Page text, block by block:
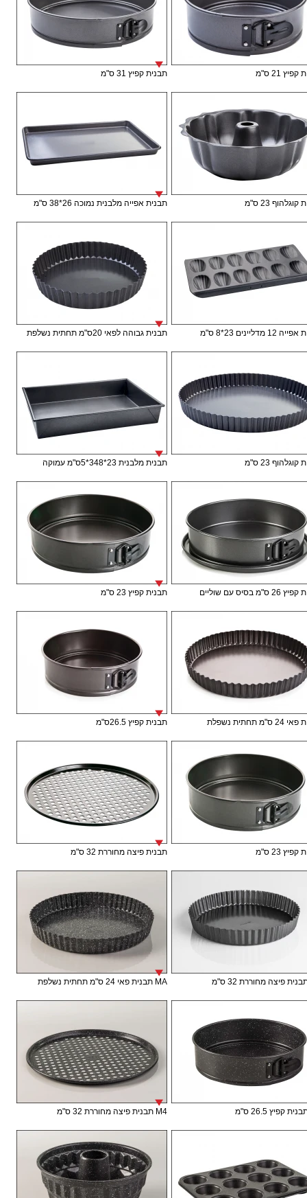
21 ס"מ תבנית קפיץ 31 ס"מ
23 ס"מ תבנית אפייה מלבנית נמוכה 26*38 ס"מ
מדליינים 23*8 ס"מ תבנית גבוהה לפאי 20ס"מ תחתית נשלפת
23 ס"מ תבנית מלבנית 23*348*5ס"מ עמוקה
בסיס עם שוליים תבנית קפיץ 23 ס"מ
תחתית נשפלת תבנית קפיץ 26.5ס"מ
23 ס"מ תבנית פיצה מחוררת 32 ס"מ
MA תבנית פאי 24 ס"מ תחתית נשלפת
M4 תבנית פיצה מחוררת 32 ס"מ